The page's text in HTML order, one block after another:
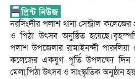
নরসিংদীর পলাশ থানা সেন্ট্রাল কলেজের
ও পিঠা উৎসব অনুষ্ঠিত
পলাশ উপজেলার রামাইনন্দী পারুলিয়া
কলেজের একযুগ পূর্তি উপলক্ষ্যে দিন
মেলা,পিঠা উৎসব ও সাংস্কৃতিক অনুষ্ঠান